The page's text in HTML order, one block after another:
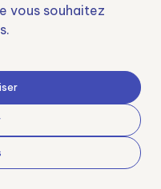
Next, ha contado con el apoyo
FEDER. LA finalidad de este
de la empresa y de su entorno.
Europa
vous souhaitez